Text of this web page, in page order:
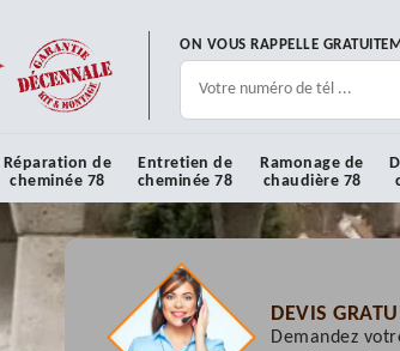
ON VOUS RAPPELLE
Réparation de
cheminée 78
Entretien de
cheminée 78
Ramonage de
chaudière 78
DEVIS
Demandez